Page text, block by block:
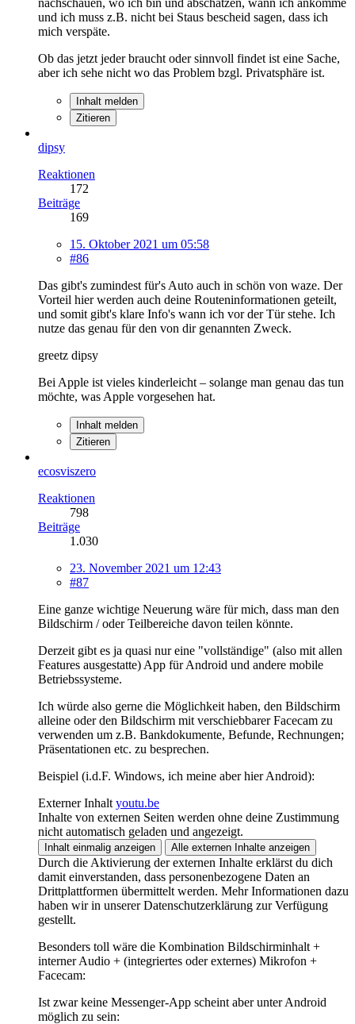
und ich muss z.B. nicht bei Staus bescheid sagen, dass ich
mich verspäte.
Ob das jetzt jeder braucht oder sinnvoll findet ist eine Sache,
aber ich sehe nicht wo das Problem bzgl. Privatsphäre ist.
Inhalt melden
Zitieren
dipsy
Reaktionen
172
Beiträge
169
15. Oktober 2021 um 05:58
#86
Das gibt's zumindest für's Auto auch in schön von waze. Der
Vorteil hier werden auch deine Routeninformationen geteilt,
und somit gibt's klare Info's wann ich vor der Tür stehe. Ich
nutze das genau für den von dir genannten Zweck.
greetz dipsy
Bei Apple ist vieles kinderleicht – solange man genau das tun
möchte, was Apple vorgesehen hat.
Inhalt melden
Zitieren
ecosviszero
Reaktionen
798
Beiträge
1.030
23. November 2021 um 12:43
#87
Eine ganze wichtige Neuerung wäre für mich, dass man den
Bildschirm / oder Teilbereiche davon teilen könnte.
Derzeit gibt es ja quasi nur eine "vollständige" (also mit allen
Features ausgestatte) App für Android und andere mobile
Betriebssysteme.
Ich würde also gerne die Möglichkeit haben, den Bildschirm
alleine oder den Bildschirm mit verschiebbarer Facecam zu
verwenden um z.B. Bankdokumente, Befunde, Rechnungen;
Präsentationen etc. zu besprechen.
Beispiel (i.d.F. Windows, ich meine aber hier Android):
Externer Inhalt youtu.be
Inhalte von externen Seiten werden ohne deine Zustimmung
nicht automatisch geladen und angezeigt.
Inhalt einmalig anzeigen Alle externen Inhalte anzeigen
Durch die Aktivierung der externen Inhalte erklärst du dich
damit einverstanden, dass personenbezogene Daten an
Drittplattformen übermittelt werden. Mehr Informationen dazu
haben wir in unserer Datenschutzerklärung zur Verfügung
gestellt.
Besonders toll wäre die Kombination Bildschirminhalt +
interner Audio + (integriertes oder externes) Mikrofon +
Facecam:
Ist zwar keine Messenger-App scheint aber unter Android
möglich zu sein: